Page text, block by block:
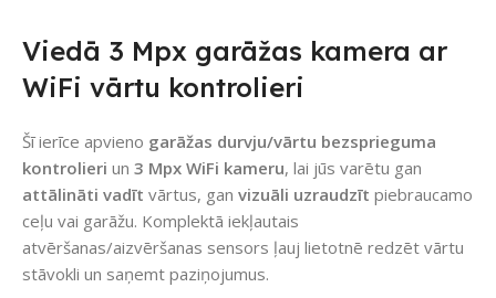
Viedā 3 Mpx garāžas kamera ar
WiFi vārtu kontrolieri
Šī ierīce apvieno garāžas durvju/vārtu bezsprieguma
kontrolieri un 3 Mpx WiFi kameru, lai jūs varētu gan
attālināti vadīt vārtus, gan vizuāli uzraudzīt piebraucamo
ceļu vai garāžu. Komplektā iekļautais
atvēršanas/aizvēršanas sensors ļauj lietotnē redzēt vārtu
stāvokli un saņemt paziņojumus.